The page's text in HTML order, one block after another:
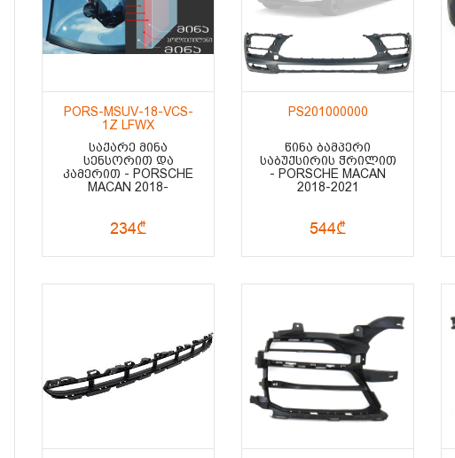
PORS-MSUV-18-VCS-
1Z LFWX
ᲡᲐᲥᲐᲠᲔ ᲛᲘᲜᲐ
ᲡᲔᲜᲡᲝᲠᲘᲗ ᲓᲐ
ᲙᲐᲛᲔᲠᲘᲗ - PORSCHE
MACAN 2018-
234₾
PS201000000
ᲬᲘᲜᲐ ᲑᲐᲛᲞᲔᲠᲘ
ᲡᲐᲑᲣᲥᲡᲘᲠᲘᲡ ᲭᲠᲘᲚᲘᲗ
- PORSCHE MACAN
2018-2021
544₾